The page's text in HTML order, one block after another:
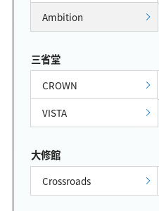
Ambition
三省堂
CROWN
VISTA
大修館
Crossroads